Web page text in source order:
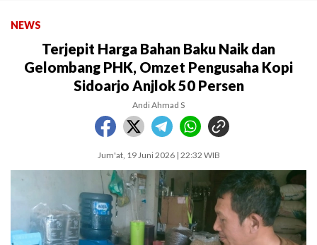
NEWS
Terjepit Harga Bahan Baku Naik dan
Gelombang PHK, Omzet Pengusaha Kopi
Sidoarjo Anjlok 50 Persen
Andi Ahmad S
Jum'at, 19 Juni 2026 | 22:32 WIB